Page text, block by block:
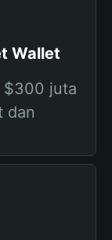
Wallet
$300 juta
dan